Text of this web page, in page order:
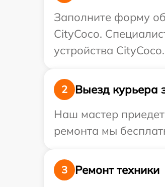
Заполните форму
CityCoco.
устройства CityCoco.
2
Выезд курьера
Наш мастер
ремонта мы
3
Ремонт техники